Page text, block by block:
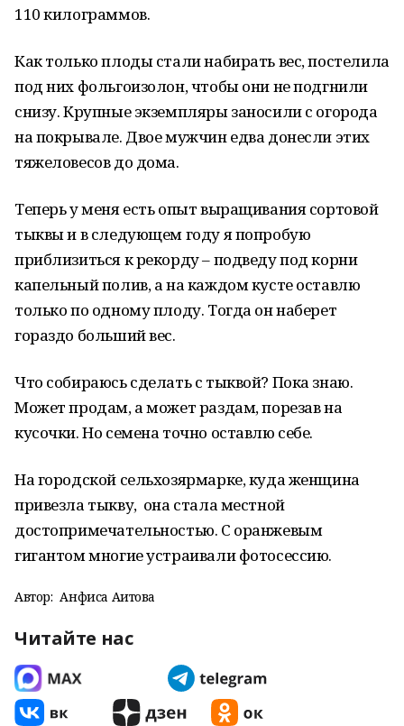
110 килограммов.
Как только плоды стали набирать вес, постелила
под них фольгоизолон, чтобы они не подгнили
снизу. Крупные экземпляры заносили с огорода
на покрывале. Двое мужчин едва донесли этих
тяжеловесов до дома.
Теперь у меня есть опыт выращивания сортовой
тыквы и в следующем году я попробую
приблизиться к рекорду – подведу под корни
капельный полив, а на каждом кусте оставлю
только по одному плоду. Тогда он наберет
гораздо больший вес.
Что собираюсь сделать с тыквой? Пока знаю.
Может продам, а может раздам, порезав на
кусочки. Но семена точно оставлю себе.
На городской сельхозярмарке, куда женщина
привезла тыкву, она стала местной
достопримечательностью. С оранжевым
гигантом многие устраивали фотосессию.
Автор: Анфиса Аитова
Читайте нас